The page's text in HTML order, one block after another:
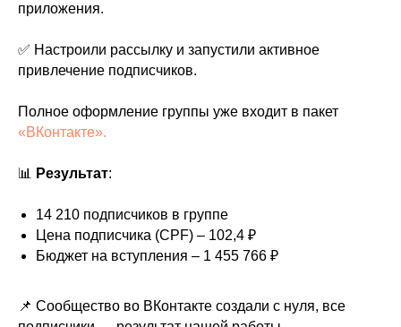
приложения.
✅ Настроили рассылку и запустили активное
привлечение подписчиков.
Полное оформление группы уже входит в пакет
«ВКонтакте».
📊 Результат:
14 210 подписчиков в группе
Цена подписчика (CPF) – 102,4 ₽
Бюджет на вступления – 1 455 766 ₽
📌 Сообщество во ВКонтакте создали с нуля, все